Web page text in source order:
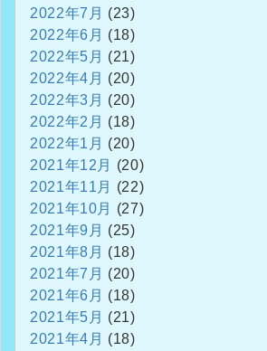
2022年7月 (23)
2022年6月 (18)
2022年5月 (21)
2022年4月 (20)
2022年3月 (20)
2022年2月 (18)
2022年1月 (20)
2021年12月
(20)
2021年11月
(22)
2021年10月
(27)
2021年9月 (25)
2021年8月 (18)
2021年7月 (20)
2021年6月 (18)
2021年5月 (21)
2021年4月 (18)